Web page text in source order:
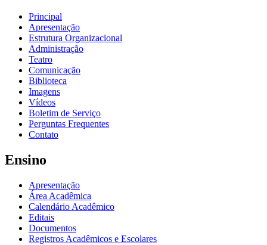
Principal
Apresentação
Estrutura Organizacional
Administração
Teatro
Comunicação
Biblioteca
Imagens
Vídeos
Boletim de Serviço
Perguntas Frequentes
Contato
Ensino
Apresentação
Área Acadêmica
Calendário Acadêmico
Editais
Documentos
Registros Acadêmicos e Escolares